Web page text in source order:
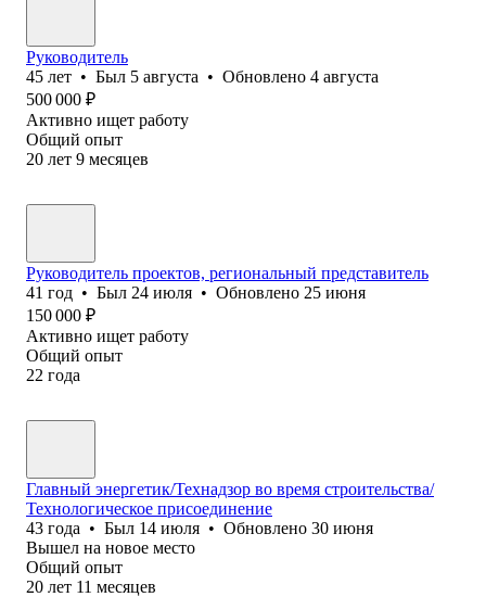
Руководитель
45 лет • Был 5 августа • Обновлено 4 августа
500 000 ₽
Активно ищет работу
Общий опыт
20 лет 9 месяцев
Руководитель проектов, региональный представитель
41 год • Был 24 июля • Обновлено 25 июня
150 000 ₽
Активно ищет работу
Общий опыт
22 года
Главный энергетик/Технадзор во время строительства/
Технологическое присоединение
43 года • Был 14 июля • Обновлено 30 июня
Вышел на новое место
Общий опыт
20 лет 11 месяцев